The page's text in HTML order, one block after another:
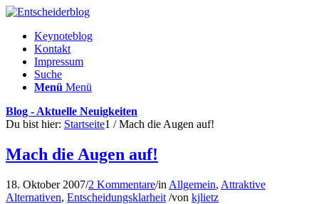
Keynoteblog
Kontakt
Impressum
Suche
Menü Menü
Blog - Aktuelle Neuigkeiten
Du bist hier: Startseite1 / Mach die Augen auf!
Mach die Augen auf!
18. Oktober 2007/2 Kommentare/in Allgemein, Attraktive
Alternativen, Entscheidungsklarheit /von kjlietz